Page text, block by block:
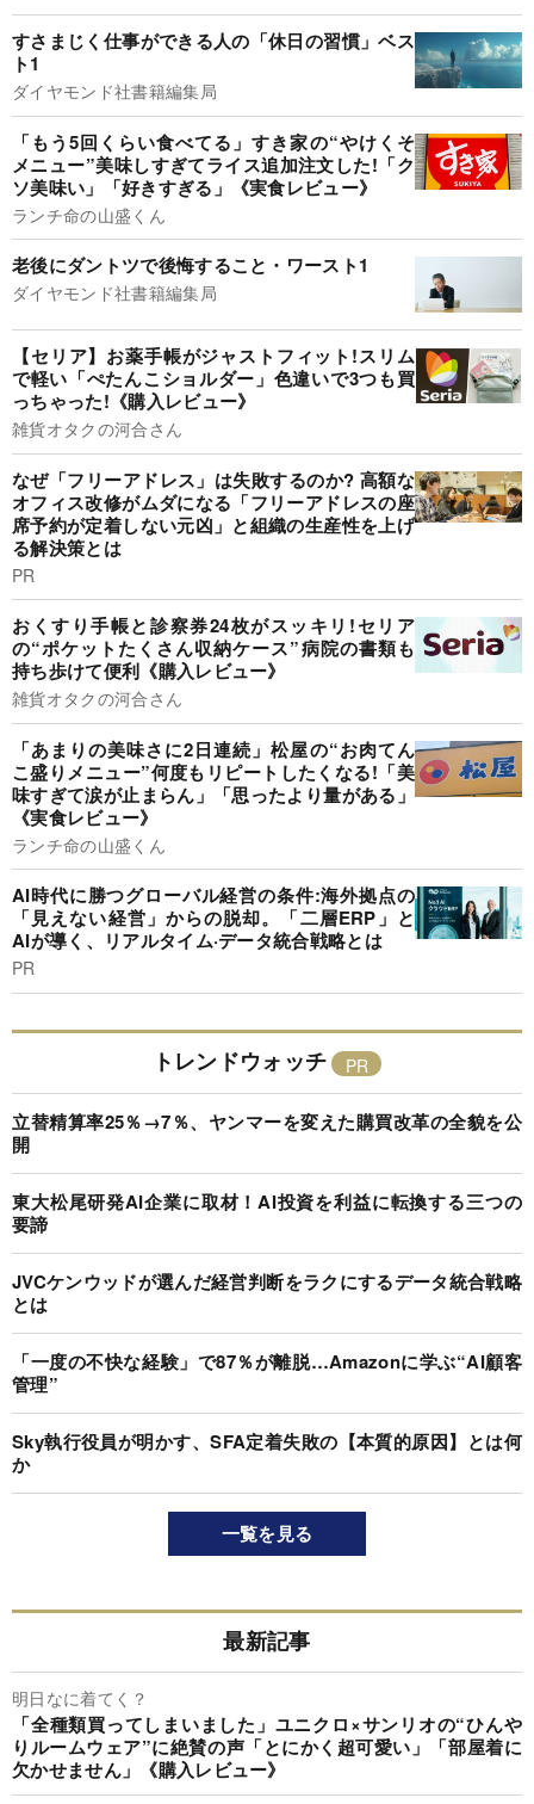
すさまじく仕事ができる人の「休日の習慣」ベス
ト1
ダイヤモンド社書籍編集局
「もう5回くらい食べてる」すき家の“やけくそ
メニュー”美味しすぎてライス追加注文した!「ク
ソ美味い」「好きすぎる」《実食レビュー》
ランチ命の山盛くん
老後にダントツで後悔すること・ワースト1
ダイヤモンド社書籍編集局
【セリア】お薬手帳がジャストフィット!スリム
で軽い「ぺたんこショルダー」色違いで3つも買
っちゃった!《購入レビュー》
雑貨オタクの河合さん
なぜ「フリーアドレス」は失敗するのか? 高額な
オフィス改修がムダになる「フリーアドレスの座
席予約が定着しない元凶」と組織の生産性を上げ
る解決策とは
PR
おくすり手帳と診察券24枚がスッキリ!セリア
の“ポケットたくさん収納ケース”病院の書類も
持ち歩けて便利《購入レビュー》
雑貨オタクの河合さん
「あまりの美味さに2日連続」松屋の“お肉てん
こ盛りメニュー”何度もリピートしたくなる!「美
味すぎて涙が止まらん」「思ったより量がある」
《実食レビュー》
ランチ命の山盛くん
AI時代に勝つグローバル経営の条件:海外拠点の
「見えない経営」からの脱却。「二層ERP」と
AIが導く、リアルタイム·データ統合戦略とは
PR
トレンドウォッチ
立替精算率25％→7％、ヤンマーを変えた購買改革の全貌を公
開
東大松尾研発AI企業に取材！AI投資を利益に転換する三つの
要諦
JVCケンウッドが選んだ経営判断をラクにするデータ統合戦略
とは
「一度の不快な経験」で87％が離脱…Amazonに学ぶ“AI顧客
管理”
Sky執行役員が明かす、SFA定着失敗の【本質的原因】とは何
か
一覧を見る
最新記事
明日なに着てく？
「全種類買ってしまいました」ユニクロ×サンリオの“ひんや
りルームウェア”に絶賛の声「とにかく超可愛い」「部屋着に
欠かせません」《購入レビュー》